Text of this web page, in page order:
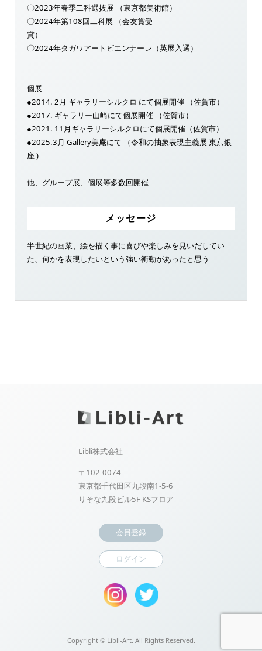
〇2023年春季二科選抜展 （東京都美術館）
〇2024年第108回二科展 （会友賞受
賞）
〇2024年タガワアートビエンナーレ（英展入選）
個展
●2014. 2月 ギャラリーシルクロ にて個展開催 （佐賀市）
●2017. ギャラリー山崎にて個展開催 （佐賀市）
●2021. 11月ギャラリーシルクロにて個展開催（佐賀市）
●2025.3月 Gallery美庵にて （令和の抽象表現主義展 東京銀
座 )
他、グループ展、個展等多数回開催
メッセージ
半世紀の画業、絵を描く事に喜びや楽しみを見いだしてい
た、何かを表現したいという強い衝動があったと思う
Libli株式会社
〒102-0074
東京都千代田区九段南1-5-6
りそな九段ビル5F KSフロア
会員登録
ログイン
Copyright ©Libli-Art. All Rights Reserved.